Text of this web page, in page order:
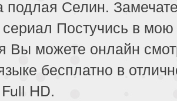
подлая Селин.
сериал Постучись в
Вы можете онлайн
бесплатно в
HD.